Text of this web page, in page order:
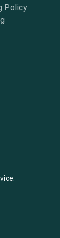
Policy